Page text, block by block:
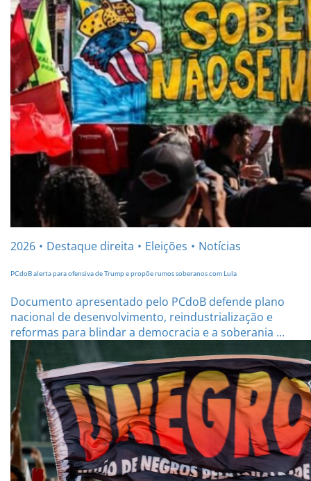
2026 Destaque direita Eleições Notícias
PCdoB alerta para ofensiva de Trump e propõe rumos soberanos com Lula
Documento apresentado pelo PCdoB defende plano
nacional de desenvolvimento, reindustrialização e
reformas para blindar a democracia e a soberania ...